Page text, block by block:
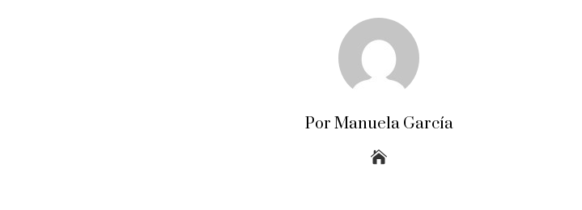
Por Manuela García